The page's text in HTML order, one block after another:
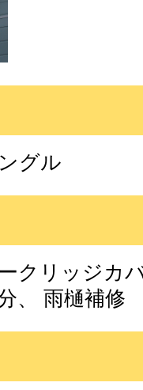
グル
クリッジカ
、 雨樋補修